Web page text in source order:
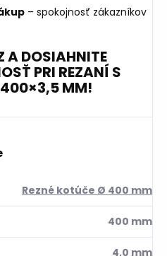
– spokojnosť zákazníkov
A DOSIAHNITE
PRI REZANÍ S
400×3,5 MM!
Rezné kotúče Ø 400 mm
400 mm
4,0 mm